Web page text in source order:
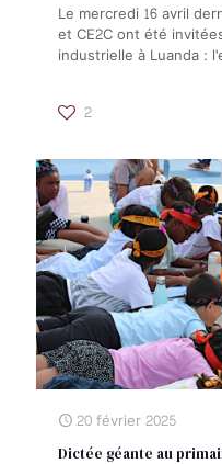
Le mercredi 16 avril
et CE2C ont été
industrielle à Luanda :
2
20 février 2025
Dictée géante au